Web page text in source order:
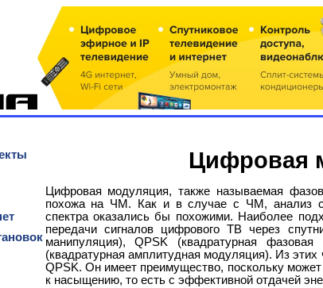
Цифровая
Цифровая модуляция, также называемая
похожа на ЧМ. Как и в случае с ЧМ, анализ
спектра оказались бы похожими. Наиболее
передачи сигналов цифрового ТВ через
манипуляция), QPSK (квадратурная
(квадратурная амплитудная модуляция). Из
QPSK. Он имеет преимущество, поскольку
к насыщению, то есть с эффективной отдачей